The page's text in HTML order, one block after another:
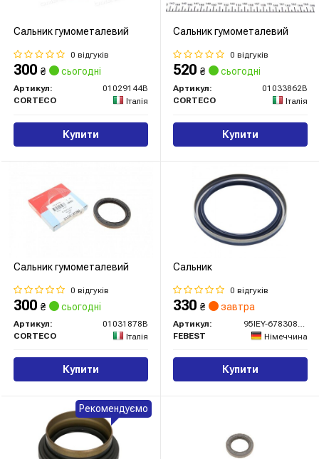
Сальник гумометалевий
0 відгуків
300 ₴ сьогодні
Артикул:
01029144B
CORTECO
Італія
Купити
Сальник гумометалевий
0 відгуків
520 ₴ сьогодні
Артикул:
01033862B
CORTECO
Італія
Купити
Сальник гумометалевий
0 відгуків
300 ₴ сьогодні
Артикул:
01031878B
CORTECO
Італія
Купити
Сальник
0 відгуків
330 ₴ завтра
Артикул:
FEBEST
Німеччина
Купити
Рекомендуємо